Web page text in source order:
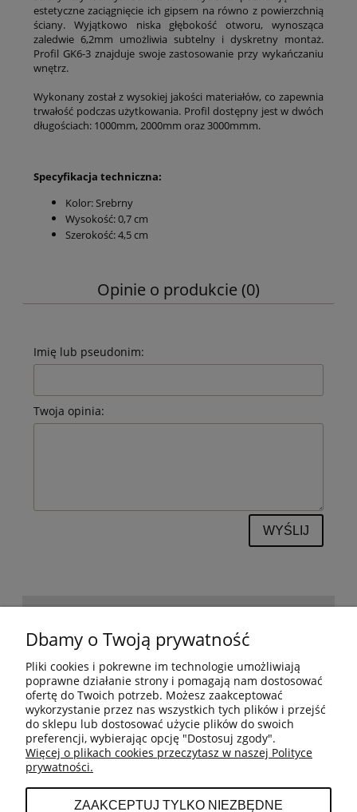
estetyczne zaciągnięcie ich gipsem na równo z powierzchnią
ściany. Wyjątkowo niska głębokość otworu, wynosząca
zaledwie 6,2mm umożliwia subtelny i dyskretny montaż.
Profil GK6-3 znajduje swoje zastosowanie przy wykańczaniu
wnętrz.
Wykonany został z wysokiej jakości materiałów, co zapewnia
trwałość podczas użytkowania. Profil dostępny jest w dwóch
długościach: 1000mm, 2000mm oraz 3000mmm.
Specyfikacja techniczna:
Kolor: Srebrny
Wysokość: 0,7 cm
Szerokość: 4,5 cm
Opinie o produkcie (0)
Imię lub pseudonim:
Twoja opinia:
WYŚLIJ
BESTSELLERY
MOJE KONTO
Dbamy o Twoją prywatność
Pliki cookies i pokrewne im technologie umożliwiają
poprawne działanie strony i pomagają nam dostosować
ofertę do Twoich potrzeb. Możesz zaakceptować
wykorzystanie przez nas wszystkich tych plików i przejść
do sklepu lub dostosować użycie plików do swoich
preferencji, wybierając opcję "Dostosuj zgody".
Więcej o plikach cookies przeczytasz w naszej Polityce
prywatności.
ZAAKCEPTUJ TYLKO NIEZBĘDNE